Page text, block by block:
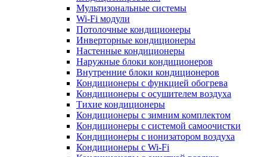
Мультизональные системы
Wi-Fi модули
Потолочные кондиционеры
Инверторные кондиционеры
Настенные кондиционеры
Наружные блоки кондиционеров
Внутренние блоки кондиционеров
Кондиционеры с функцией обогрева
Кондиционеры с осушителем воздуха
Тихие кондиционеры
Кондиционеры с зимним комплектом
Кондиционеры с системой самоочистки
Кондиционеры с ионизатором воздуха
Кондиционеры с Wi-Fi